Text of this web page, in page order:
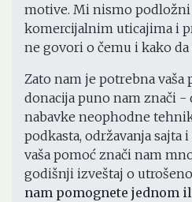
motive. Mi nismo
komercijalnim uticajima i
ne govori o čemu i kako
Zato nam je potrebna vaša
donacija puno nam znači
nabavke neophodne
podkasta, održavanja sajta
vaša pomoć znači nam
godišnji izveštaj o
nam pomognete jednom